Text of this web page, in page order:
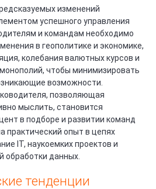
изменений
успешного управления
и командам необходимо
в геополитике и экономике,
колебания валютных курсов и
чтобы минимизировать
возможности.
позволяющая
мыслить, становится
в подборе и развитии команд
практический опыт в цепях
IT, наукоемких проектов и
обработки данных.
тенденции